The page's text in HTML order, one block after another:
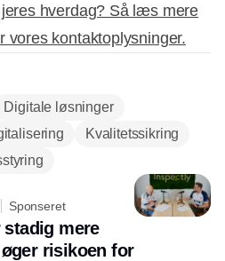
hverdag? Så læs mere
vores kontaktoplysninger.
Digitale løsninger
Kvalitetssikring
Sponseret
mere
risikoen for